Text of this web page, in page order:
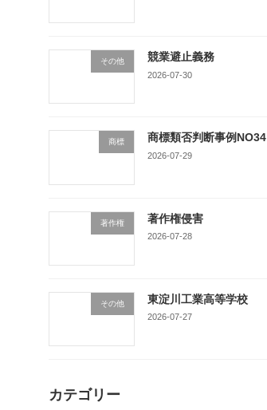
その他 競業避止義務
2026-07-30
商標 商標類否判断事例NO34
2026-07-29
著作権 著作権侵害
2026-07-28
その他 東淀川工業高等学校
2026-07-27
カテゴリー